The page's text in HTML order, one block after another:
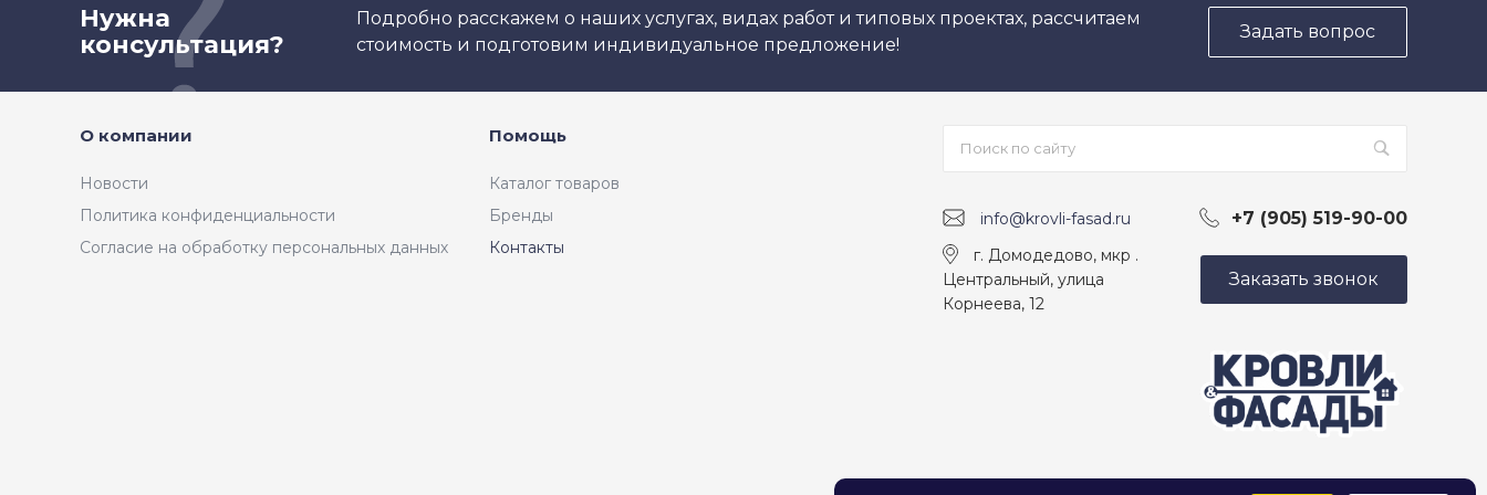
Нужна
консультация?
Подробно расскажем о наших услугах, видах работ и типовых проектах, рассчитаем
стоимость и подготовим индивидуальное предложение!
Задать вопрос
О компании
Новости
Политика конфиденциальности
Согласие на обработку персональных данных
Помощь
Каталог товаров
Бренды
Контакты
info@krovli-fasad.ru +7 (905) 519-90-00
г. Домодедово, мкр .
Центральный, улица
Корнеева, 12
Заказать звонок